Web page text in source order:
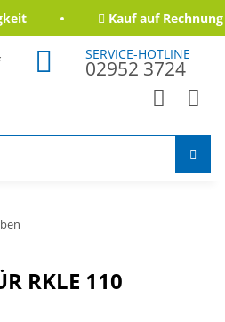
Kauf auf Rechnung
SERVICE-HOTLINE
02952 3724
RKLE 110